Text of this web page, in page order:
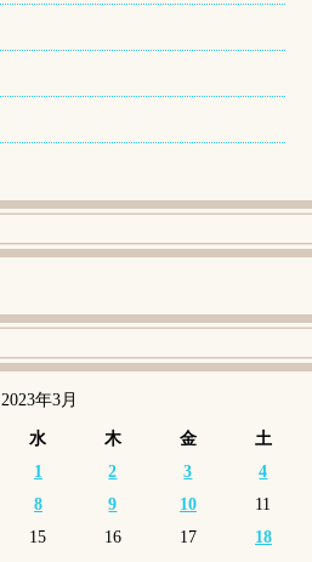
2023年3月
水 木 金
土
1
2 3
4
8 9 10
11
15 16 17
18